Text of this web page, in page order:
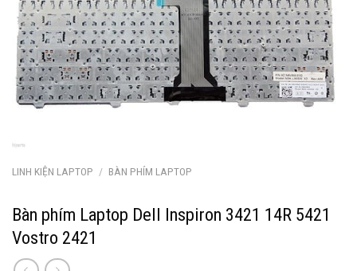
LINH KIỆN LAPTOP / BÀN PHÍM LAPTOP
Bàn phím Laptop Dell Inspiron 3421 14R 5421
Vostro 2421